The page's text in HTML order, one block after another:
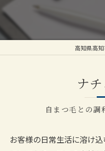
高知県高
ナ
自まつ毛との調
お客様の日常生活に溶け